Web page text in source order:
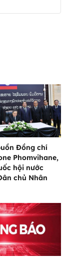
Đồng chí
Phomvihane,
hội nước
chủ Nhân